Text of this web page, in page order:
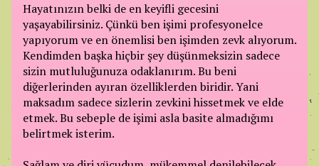
Hayatınızın belki de en keyifli gecesini
yaşayabilirsiniz. Çünkü ben işimi profesyonelce
yapıyorum ve en önemlisi ben işimden zevk alıyorum.
Kendimden başka hiçbir şey düşünmeksizin sadece
sizin mutluluğunuza odaklanırım. Bu beni
diğerlerinden ayıran özelliklerden biridir. Yani
maksadım sadece sizlerin zevkini hissetmek ve elde
etmek. Bu sebeple de işimi asla basite almadığımı
belirtmek isterim.